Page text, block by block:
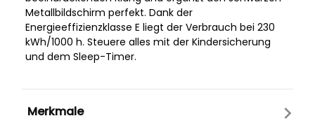
Metallbildschirm perfekt. Dank der
Energieeffizienzklasse E liegt der Verbrauch bei 230
kWh/1000 h. Steuere alles mit der Kindersicherung
und dem Sleep-Timer.
Merkmale